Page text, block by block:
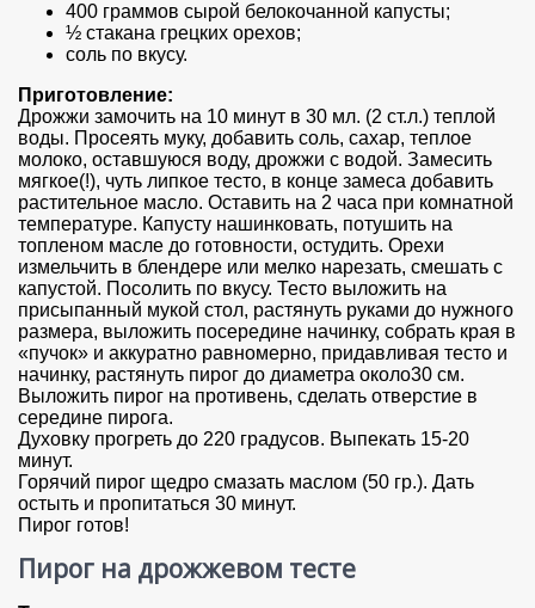
400 граммов сырой белокочанной капусты;
½ стакана грецких орехов;
соль по вкусу.
Приготовление:
Дрожжи замочить на 10 минут в 30 мл. (2 ст.л.) теплой
воды. Просеять муку, добавить соль, сахар, теплое
молоко, оставшуюся воду, дрожжи с водой. Замесить
мягкое(!), чуть липкое тесто, в конце замеса добавить
растительное масло. Оставить на 2 часа при комнатной
температуре. Капусту нашинковать, потушить на
топленом масле до готовности, остудить. Орехи
измельчить в блендере или мелко нарезать, смешать с
капустой. Посолить по вкусу. Тесто выложить на
присыпанный мукой стол, растянуть руками до нужного
размера, выложить посередине начинку, собрать края в
«пучок» и аккуратно равномерно, придавливая тесто и
начинку, растянуть пирог до диаметра около30 см.
Выложить пирог на противень, сделать отверстие в
середине пирога.
Духовку прогреть до 220 градусов. Выпекать 15-20
минут.
Горячий пирог щедро смазать маслом (50 гр.). Дать
остыть и пропитаться 30 минут.
Пирог готов!
Пирог на дрожжевом тесте